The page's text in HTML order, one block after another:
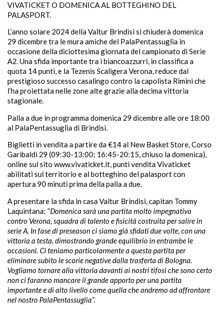
VIVATICKET O DOMENICA AL BOTTEGHINO DEL
PALASPORT.
L’anno solare 2024 della Valtur Brindisi si chiuderà domenica
29 dicembre tra le mura amiche del PalaPentassuglia in
occasione della diciottesima giornata del campionato di Serie
A2. Una sfida importante tra i biancoazzurri, in classifica a
quota 14 punti, e la Tezenis Scaligera Verona, reduce dal
prestigioso successo casalingo contro la capolista Rimini che
l’ha proiettata nelle zone alte grazie alla decima vittoria
stagionale.
Palla a due in programma domenica 29 dicembre alle ore 18:00
al PalaPentassuglia di Brindisi.
Biglietti in vendita a partire da €14 al New Basket Store, Corso
Garibaldi 29 (09:30-13:00; 16:45-20:15, chiuso la domenica),
online sul sito www.vivaticket.it, punti vendita Vivaticket
abilitati sul territorio e al botteghino del palasport con
apertura 90 minuti prima della palla a due.
A presentare la sfida in casa Valtur Brindisi, capitan Tommy
Laquintana: “Domenica sarà una partita molto impegnativa
contro Verona, squadra di talento e fisicità costruita per salire in
serie A. In fase di preseason ci siamo già sfidati due volte, con una
vittoria a testa, dimostrando grande equilibrio in entrambe le
occasioni. Ci teniamo particolarmente a questa partita per
eliminare subito le scorie negative dalla trasferta di Bologna.
Vogliamo tornare alla vittoria davanti ai nostri tifosi che sono certo
non ci faranno mancare il grande apporto per una partita
importante e di alto livello come quella che andremo ad affrontare
nel nostro PalaPentassuglia”.